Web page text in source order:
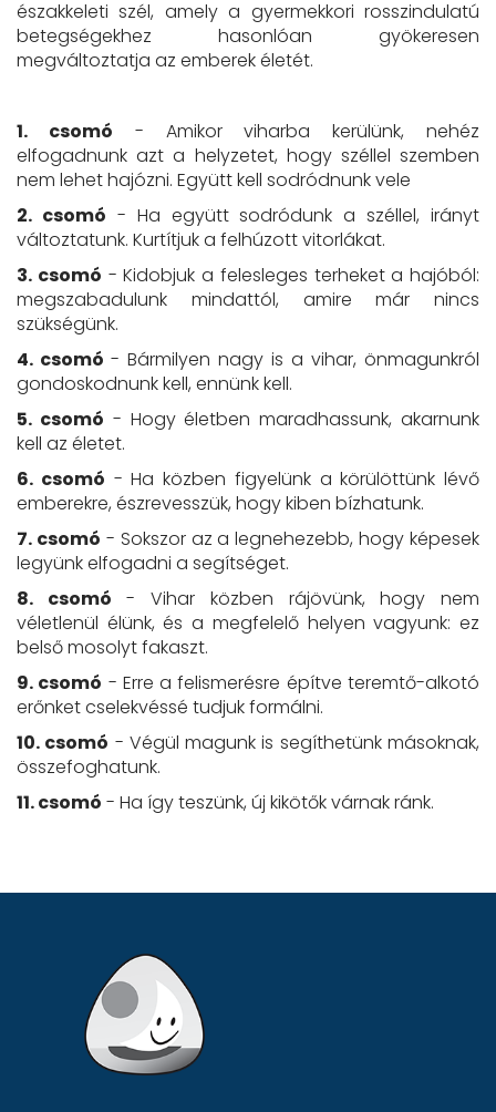
északkeleti szél, amely a gyermekkori rosszindulatú
betegségekhez hasonlóan gyökeresen
megváltoztatja az emberek életét.
1. csomó - Amikor viharba kerülünk, nehéz
elfogadnunk azt a helyzetet, hogy széllel szemben
nem lehet hajózni. Együtt kell sodródnunk vele
2. csomó - Ha együtt sodródunk a széllel, irányt
változtatunk. Kurtítjuk a felhúzott vitorlákat.
3. csomó - Kidobjuk a felesleges terheket a hajóból:
megszabadulunk mindattól, amire már nincs
szükségünk.
4. csomó - Bármilyen nagy is a vihar, önmagunkról
gondoskodnunk kell, ennünk kell.
5. csomó - Hogy életben maradhassunk, akarnunk
kell az életet.
6. csomó - Ha közben figyelünk a körülöttünk lévő
emberekre, észrevesszük, hogy kiben bízhatunk.
7. csomó - Sokszor az a legnehezebb, hogy képesek
legyünk elfogadni a segítséget.
8. csomó - Vihar közben rájövünk, hogy nem
véletlenül élünk, és a megfelelő helyen vagyunk: ez
belső mosolyt fakaszt.
9. csomó - Erre a felismerésre építve teremtő-alkotó
erőnket cselekvéssé tudjuk formálni.
10. csomó - Végül magunk is segíthetünk másoknak,
összefoghatunk.
11. csomó - Ha így teszünk, új kikötők várnak ránk.